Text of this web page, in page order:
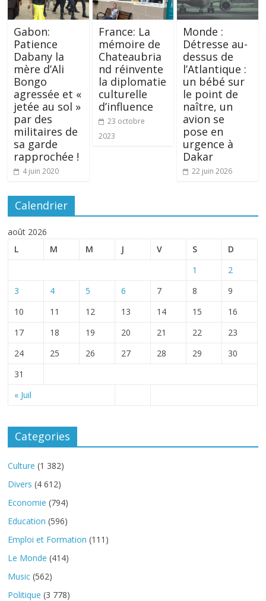
Gabon:
Patience
Dabany la
mère d’Ali
Bongo
agressée et «
jetée au sol »
par des
militaires de
sa garde
rapprochée !
4 juin 2020
France: La
mémoire de
Chateaubria
nd réinvente
la diplomatie
culturelle
d’influence
23 octobre
2023
Monde :
Détresse au-
dessus de
l’Atlantique :
un bébé sur
le point de
naître, un
avion se
pose en
urgence à
Dakar
22 juin 2026
Calendrier
août 2026
L
M M J V S D
« Juil
1
2
3
4 5 6 7 8
9
10
11 12 13 14 15
16
17
18 19 20 21 22
23
24
25 26 27 28 29
30
31
Categories
Culture (1 382)
Divers (4 612)
Economie (794)
Education (596)
Emploi et Formation (111)
Le Monde (414)
Music (562)
Politique (3 778)